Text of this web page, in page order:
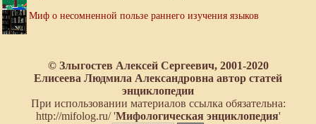
Миф о несомненной пользе раннего изучения языков
© Злыгостев Алексей Сергеевич, 2001-2020
Елисеева Людмила Александровна автор статей
энциклопедии
При использовании материалов ссылка обязательна:
http://mifolog.ru/ 'Мифологическая энциклопедия'